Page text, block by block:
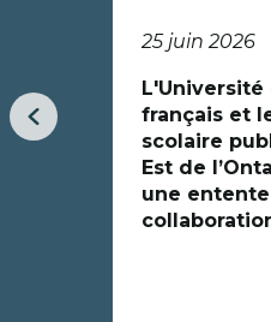
25 juin 2026
L'Université
français et
scolaire
Est de
une
Item
précédent